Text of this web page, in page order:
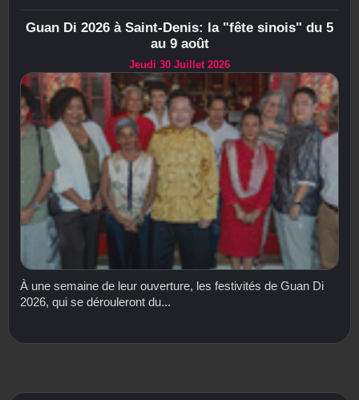
Guan Di 2026 à Saint-Denis: la "fête sinois" du 5
au 9 août
Jeudi 30 Juillet 2026
À une semaine de leur ouverture, les festivités de Guan Di
2026, qui se dérouleront du...